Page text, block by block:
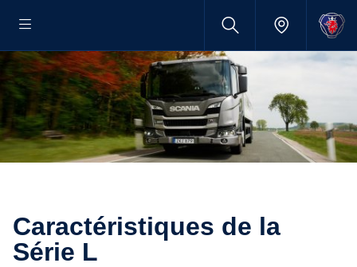
Caractéristiques de la
Série L